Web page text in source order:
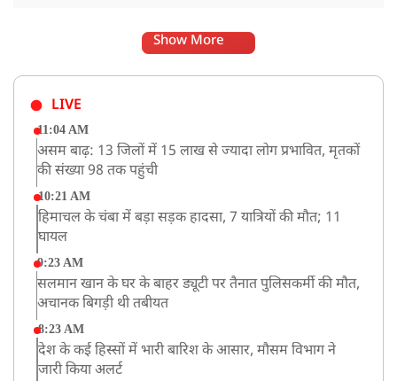
Show More
LIVE
11:04 AM
असम बाढ़: 13 जिलों में 15 लाख से ज्यादा लोग प्रभावित, मृतकों
की संख्या 98 तक पहुंची
10:21 AM
हिमाचल के चंबा में बड़ा सड़क हादसा, 7 यात्रियों की मौत; 11
घायल
9:23 AM
सलमान खान के घर के बाहर ड्यूटी पर तैनात पुलिसकर्मी की मौत,
अचानक बिगड़ी थी तबीयत
8:23 AM
देश के कई हिस्सों में भारी बारिश के आसार, मौसम विभाग ने
जारी किया अलर्ट